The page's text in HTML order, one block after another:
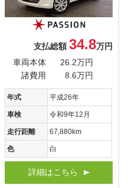
支払総額 34.8万円
車両本体
26.2万円
諸費用
8.6万円
年式 平成26年
車検 令和9年12月
走行距離 67,880km
色 白
詳細はこちら